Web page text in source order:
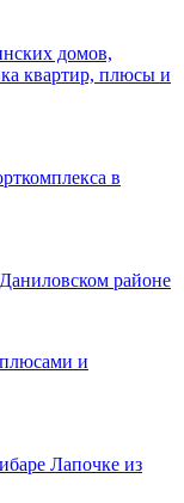
домов,
квартир, плюсы и
в
районе
и
Лапочке из